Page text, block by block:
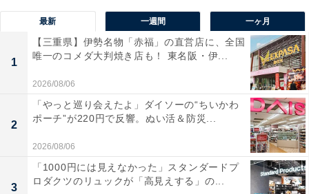
最新 一週間 一ヶ月
1
【三重県】伊勢名物「赤福」の直営店に、全国
唯一のコメダ大判焼き店も！ 東名阪・伊...
2026/08/06
2
「やっと巡り会えたよ」ダイソーの“ちいかわ
ポーチ”が220円で反響。ぬい活＆防災...
2026/08/06
3
「1000円には見えなかった」スタンダードプ
ロダクツのリュックが「高見えする」の...